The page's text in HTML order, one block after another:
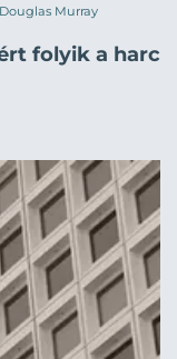
Douglas Murray
folyik a harc